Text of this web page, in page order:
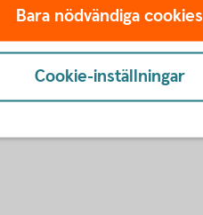
för ditt företag
Bara nödvändiga cookies
Cookie-inställningar